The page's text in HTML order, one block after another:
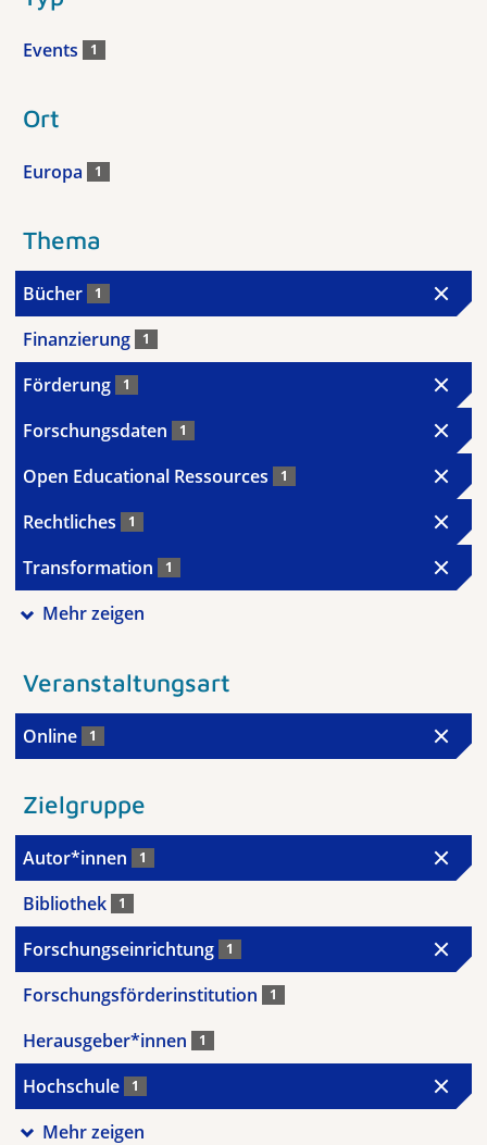
Events 1
Ort
Europa 1
Thema
Bücher 1
Finanzierung 1
Förderung 1
Forschungsdaten 1
Open Educational Ressources 1
Rechtliches 1
Transformation 1
Mehr zeigen
Veranstaltungsart
Online 1
Zielgruppe
Autor*innen 1
Bibliothek 1
Forschungseinrichtung 1
Forschungsförderinstitution 1
Herausgeber*innen 1
Hochschule 1
Mehr zeigen